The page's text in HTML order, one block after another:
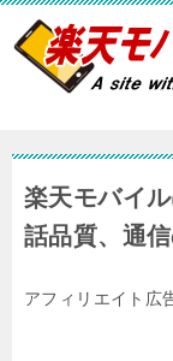
楽天モバイ
話品質、通
アフィリエイト広